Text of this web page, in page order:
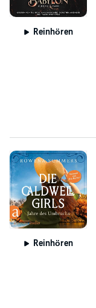
Reinhören
Reinhören